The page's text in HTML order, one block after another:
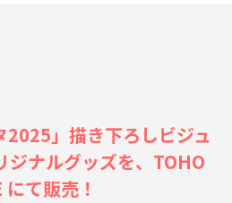
2025」描き下ろしビジュ
ジナルグッズを、TOHO
て販売！